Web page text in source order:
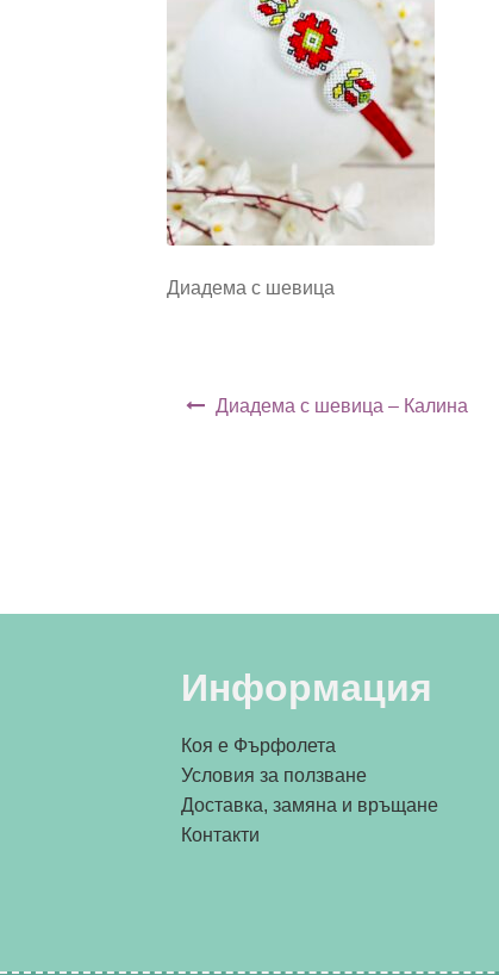
Диадема с шевица
Навигация
Диадема с шевица – Калина
Информация
Коя е Фърфолета
Условия за ползване
Доставка, замяна и връщане
Контакти